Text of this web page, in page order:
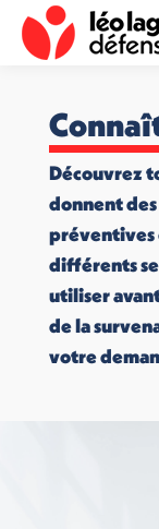
Découvrez
donnent
préventives
différents
utiliser
de la
votre